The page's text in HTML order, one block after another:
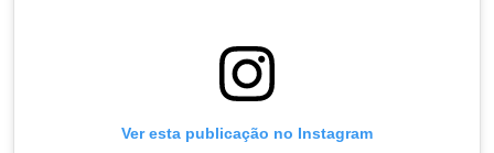
Ver esta publicação no Instagram